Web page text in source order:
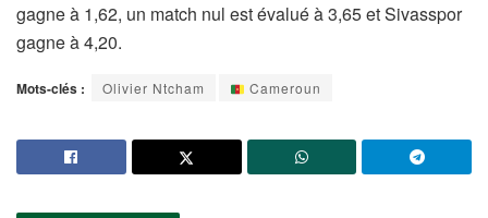
gagne à 1,62, un match nul est évalué à 3,65 et Sivasspor
gagne à 4,20.
Mots-clés : Olivier Ntcham Cameroun